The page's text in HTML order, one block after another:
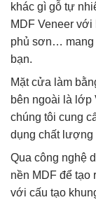
khác gì gỗ tự
MDF Veneer với
phủ sơn… mang
bạn.
Mặt cửa làm
bên ngoài là lớp
chúng tôi cung
dụng chất lượng
Qua công nghệ
nền MDF để tạo
với cấu tạo